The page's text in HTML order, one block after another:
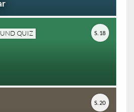
QUIZ S. 18
S. 20